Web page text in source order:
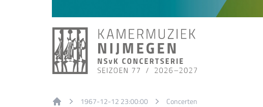
1967-12-12 23:00:00 Concerten